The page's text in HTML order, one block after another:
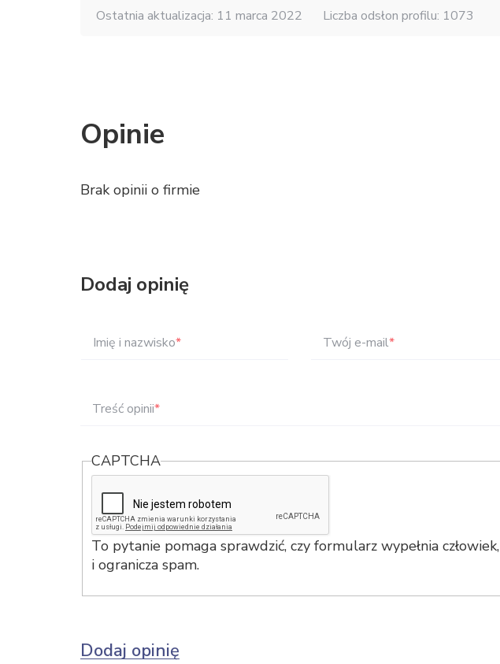
Ostatnia aktualizacja: 11 marca 2022 Liczba odsłon profilu: 1073
Opinie
Brak opinii o firmie
Dodaj opinię
Imię i nazwisko* Twój e-mail*
Treść opinii*
CAPTCHA
To pytanie pomaga sprawdzić, czy formularz wypełnia człowiek,
i ogranicza spam.
Dodaj opinię